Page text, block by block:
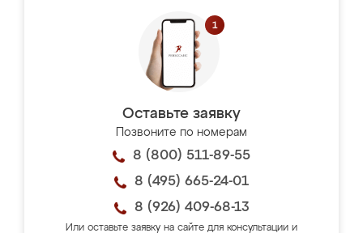
Оставьте заявку
Позвоните по номерам
8 (800) 511-89-55
8 (495) 665-24-01
8 (926) 409-68-13
Или оставьте заявку на сайте для консультации и